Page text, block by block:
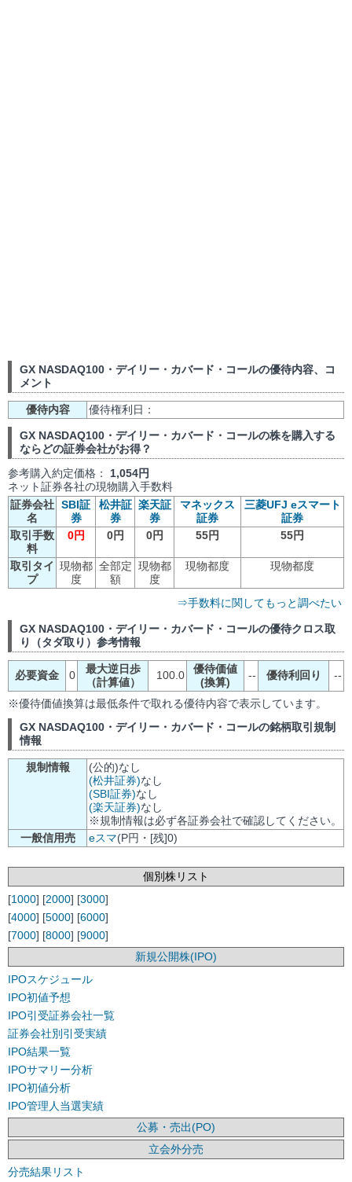
GX NASDAQ100・デイリー・カバード・コールの優待内容、コ
メント
優待内容 優待権利日：
GX NASDAQ100・デイリー・カバード・コールの株を購入する
ならどの証券会社がお得？
参考購入約定価格： 1,054円
ネット証券各社の現物購入手数料
証券会社
名
SBI証
券
松井証
券
楽天証
券
マネックス
証券
三菱UFJ eスマート
証券
取引手数
料
0円 0円 0円 55円 55円
取引タイ
プ
現物都
度
全部定
額
現物都
度
現物都度 現物都度
⇒手数料に関してもっと調べたい
GX NASDAQ100・デイリー・カバード・コールの優待クロス取
り（タダ取り）参考情報
必要資金 0
最大逆日歩
（計算値）
100.0
優待価値
(換算)
-- 優待利回り --
※優待価値換算は最低条件で取れる優待内容で表示しています。
GX NASDAQ100・デイリー・カバード・コールの銘柄取引規制
情報
規制情報
(公的)なし
(松井証券)なし
(SBI証券)なし
(楽天証券)なし
※規制情報は必ず各証券会社で確認してください。
一般信用売
eスマ(P円・[残]0)
個別株リスト
[1000] [2000] [3000]
[4000] [5000] [6000]
[7000] [8000] [9000]
新規公開株(IPO)
IPOスケジュール
IPO初値予想
IPO引受証券会社一覧
証券会社別引受実績
IPO結果一覧
IPOサマリー分析
IPO初値分析
IPO管理人当選実績
公募・売出(PO)
立会外分売
分売結果リスト